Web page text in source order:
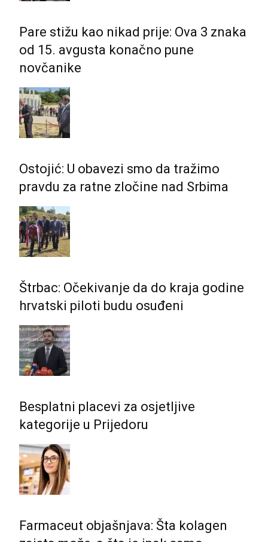
Pare stižu kao nikad prije: Ova 3 znaka
od 15. avgusta konačno pune
novčanike
Ostojić: U obavezi smo da tražimo
pravdu za ratne zločine nad Srbima
Štrbac: Očekivanje da do kraja godine
hrvatski piloti budu osuđeni
Besplatni placevi za osjetljive
kategorije u Prijedoru
Farmaceut objašnjava: Šta kolagen